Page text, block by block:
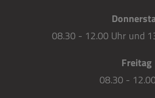
08.30 - 12.00 Uhr und
Freitag
08.30 -